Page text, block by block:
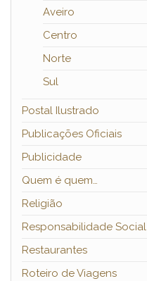
Aveiro
Centro
Norte
Sul
Postal Ilustrado
Publicações Oficiais
Publicidade
Quem é quem…
Religião
Responsabilidade Social
Restaurantes
Roteiro de Viagens